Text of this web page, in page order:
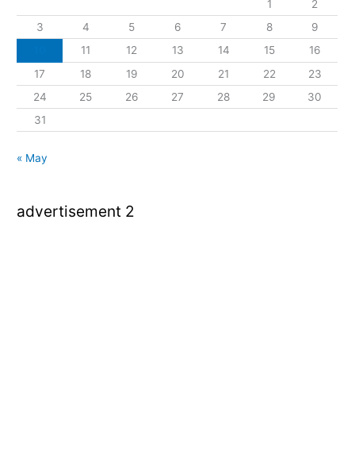
1
2
3
4 5 6 7 8
9
11 12 13 14 15
16
17
18 19 20 21 22
23
24
25 26 27 28 29
30
31
« May
advertisement 2